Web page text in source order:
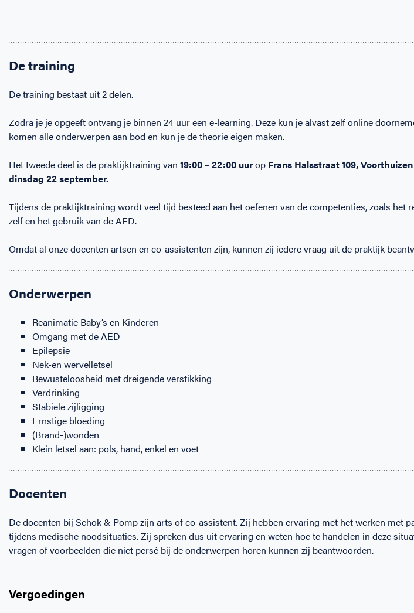
De training
De training bestaat uit 2 delen.
Zodra je je opgeeft ontvang je binnen 24 uur een e-learning. Deze kun je alvast zelf online
komen alle onderwerpen aan bod en kun je de theorie eigen maken.
Het tweede deel is de praktijktraining van 19:00 – 22:00 uurop Frans Halsstraat 109, Voorthuizen
dinsdag 22 september.
Tijdens de praktijktraining wordt veel tijd besteed aan het oefenen van de competenties, zoals het
zelf en het gebruik van de AED.
Omdat al onze docenten artsen en co-assistenten zijn, kunnen zij iedere vraag uit de praktijk
Onderwerpen
Reanimatie Baby’s en Kinderen
Omgang met de AED
Epilepsie
Nek-en wervelletsel
Bewusteloosheid met dreigende verstikking
Verdrinking
Stabiele zijligging
Ernstige bloeding
(Brand-)wonden
Klein letsel aan: pols, hand, enkel en voet
Docenten
De docenten bij Schok & Pomp zijn arts of co-assistent. Zij hebben ervaring met het werken met
tijdens medische noodsituaties. Zij spreken dus uit ervaring en weten hoe te handelen in deze
vragen of voorbeelden die niet persé bij de onderwerpen horen kunnen zij beantwoorden.
Vergoedingen